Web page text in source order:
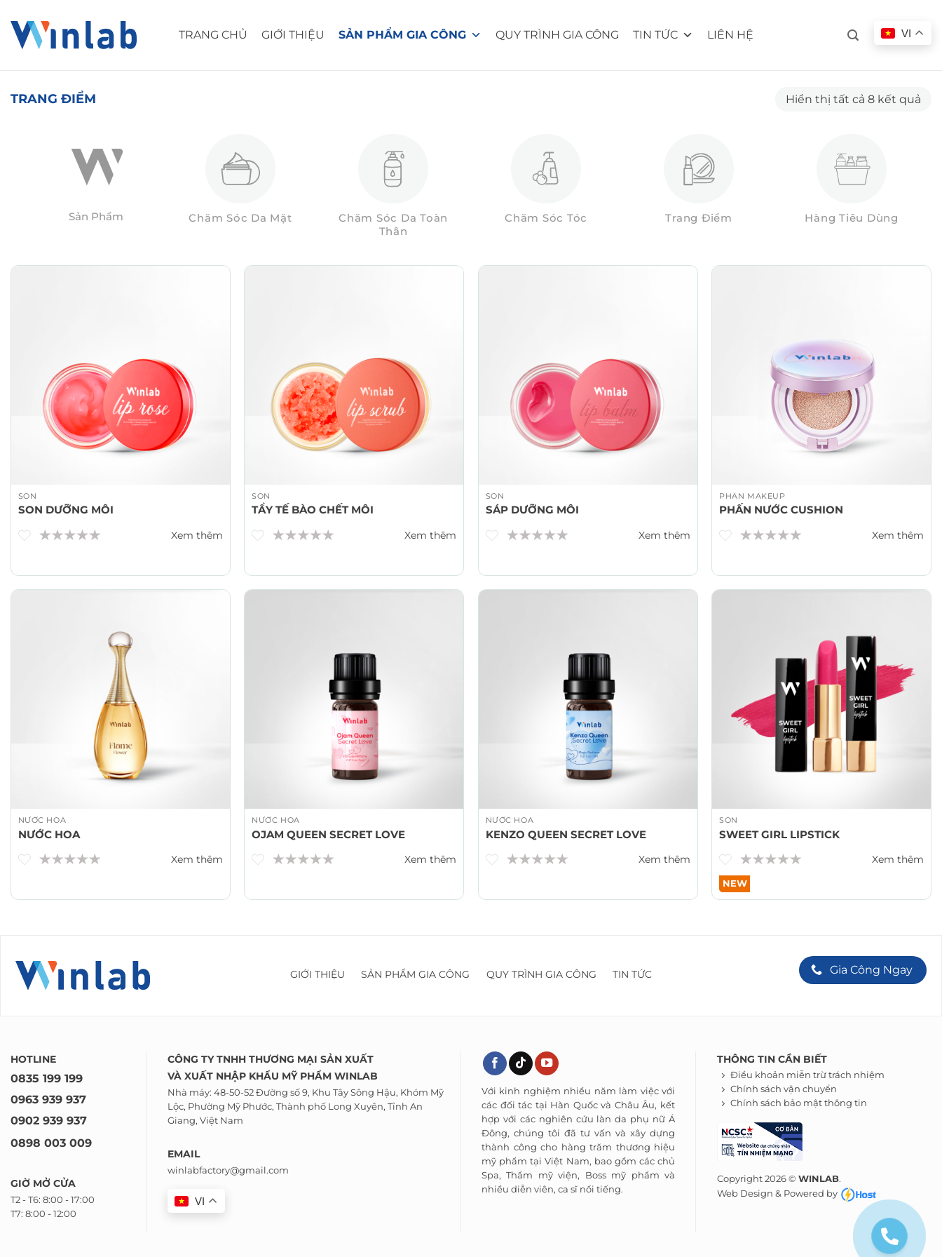
to
content
TRANG CHỦ GIỚI THIỆU SẢN PHẨM GIA CÔNG QUY TRÌNH GIA CÔNG TIN TỨC LIÊN HỆ VI
TRANG ĐIỂM Hiển thị tất cả 8 kết quả
Sản Phẩm Chăm Sóc Da Mặt
Chăm Sóc Da Toàn
Thân
Chăm Sóc Tóc Trang Điểm Hàng Tiêu Dùng
SON
SON DƯỠNG MÔI
Xem thêm
SON
TẨY TẾ BÀO CHẾT MÔI
Xem thêm
SON
SÁP DƯỠNG MÔI
Xem thêm
PHẤN MAKEUP
PHẤN NƯỚC CUSHION
Xem thêm
NƯỚC HOA
NƯỚC HOA
Xem thêm
NƯỚC HOA
OJAM QUEEN SECRET LOVE
Xem thêm
NƯỚC HOA
KENZO QUEEN SECRET LOVE
Xem thêm
NEW
SON
SWEET GIRL LIPSTICK
Xem thêm
GIỚI THIỆU SẢN PHẨM GIA CÔNG QUY TRÌNH GIA CÔNG TIN TỨC Gia Công Ngay
HOTLINE
0835 199 199
0963 939 937
0902 939 937
0898 003 009
GIỜ MỞ CỬA
T2 - T6: 8:00 - 17:00
T7: 8:00 - 12:00
CÔNG TY TNHH THƯƠNG MẠI SẢN XUẤT
VÀ XUẤT NHẬP KHẨU MỸ PHẨM WINLAB
Nhà máy: 48-50-52 Đường số 9, Khu Tây Sông Hậu, Khóm Mỹ
Lộc, Phường Mỹ Phước, Thành phố Long Xuyên, Tỉnh An
Giang, Việt Nam
EMAIL
winlabfactory@gmail.com
VI
Với kinh nghiệm nhiều năm làm việc với
các đối tác tại Hàn Quốc và Châu Âu, kết
hợp với các nghiên cứu làn da phụ nữ Á
Đông, chúng tôi đã tư vấn và xây dựng
thành công cho hàng trăm thương hiệu
mỹ phẩm tại Việt Nam, bao gồm các chủ
Spa, Thẩm mỹ viện, Boss mỹ phẩm và
nhiều diễn viên, ca sĩ nổi tiếng.
THÔNG TIN CẦN BIẾT
Điều khoản miễn trừ trách nhiệm
Chính sách vận chuyển
Chính sách bảo mật thông tin
Copyright 2026 © WINLAB.
Web Design & Powered by